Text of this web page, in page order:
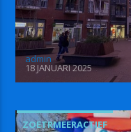
admin
18 JANUARI 2025
ZOETRMEERACTIEF